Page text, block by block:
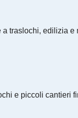
a traslochi, edilizia
e piccoli cantieri